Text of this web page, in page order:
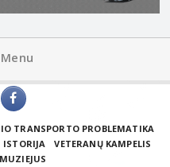
TRANSPORTO PROBLEMATIKA
ISTORIJA
VETERANŲ KAMPELIS
MUZIEJUS